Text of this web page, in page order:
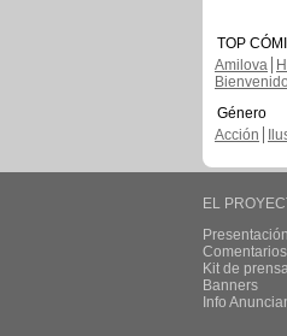
TOP
Amilova
Género
Acción
EL
Kit de
Banners
Info